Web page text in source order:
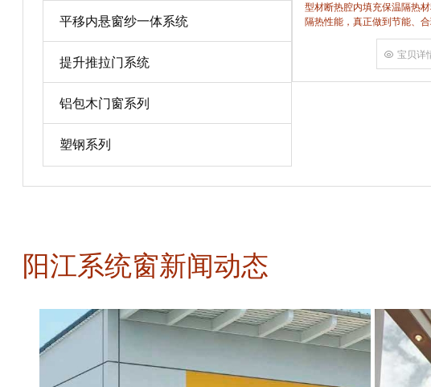
平移内悬窗纱一体系统
提升推拉门系统
铝包木门窗系列
塑钢系列
隔热性能，真正做到节能、合理。
宝贝详情
型材断热腔内填充保温隔热材
隔热性能，真正做到节能、合
宝贝详
阳江系统窗新闻动态